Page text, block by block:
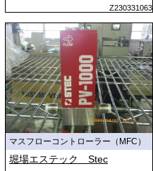
Z230331063
マスフローコントローラー（MFC）
堀場エステック Stec